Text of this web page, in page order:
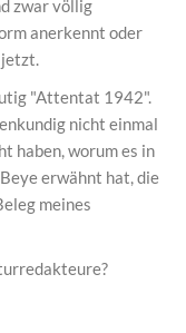
zwar völlig
anerkennt oder
jetzt.
"Attentat 1942".
nicht einmal
haben, worum es in
erwähnt hat, die
meines